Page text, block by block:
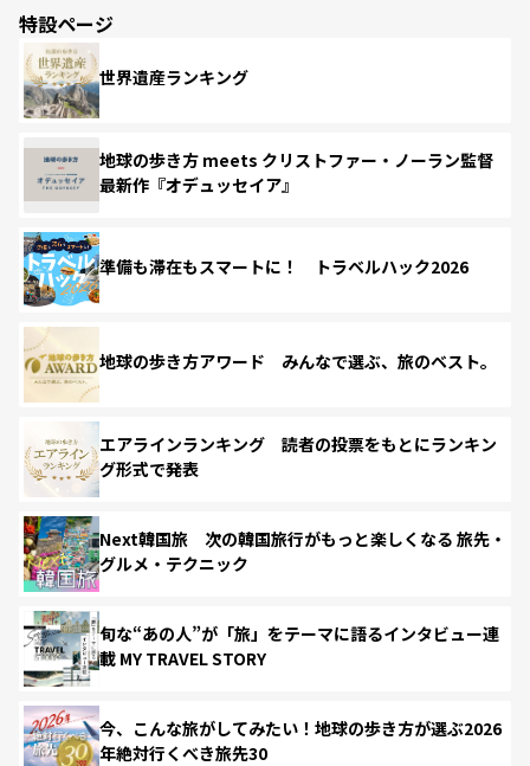
特設ページ
世界遺産ランキング
地球の歩き方 meets クリストファー・ノーラン監督
最新作『オデュッセイア』
準備も滞在もスマートに！ トラベルハック2026
地球の歩き方アワード みんなで選ぶ、旅のベスト。
エアラインランキング 読者の投票をもとにランキン
グ形式で発表
Next韓国旅 次の韓国旅行がもっと楽しくなる 旅先・
グルメ・テクニック
旬な“あの人”が「旅」をテーマに語るインタビュー連
載 MY TRAVEL STORY
今、こんな旅がしてみたい！地球の歩き方が選ぶ2026
年絶対行くべき旅先30